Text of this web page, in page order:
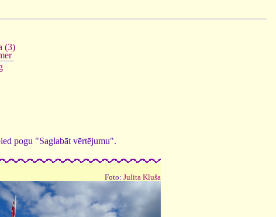
(3)
pogu "Saglabāt vērtējumu".
Foto: Julita Kluša